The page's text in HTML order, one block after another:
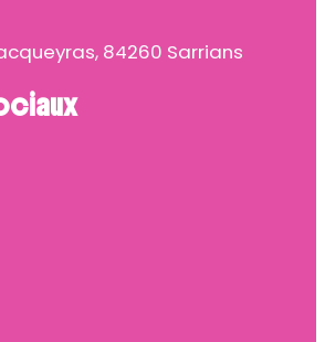
84260 Sarrians